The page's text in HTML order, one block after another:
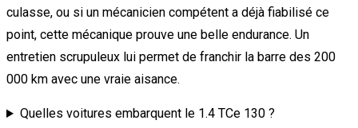
culasse, ou si un mécanicien compétent a déjà fiabilisé ce
point, cette mécanique prouve une belle endurance. Un
entretien scrupuleux lui permet de franchir la barre des 200
000 km avec une vraie aisance.
Quelles voitures embarquent le 1.4 TCe 130 ?